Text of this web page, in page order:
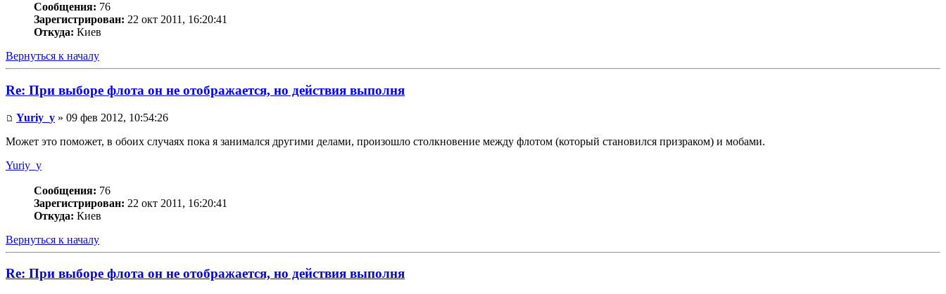
Сообщения: 76
Зарегистрирован: 22 окт 2011, 16:20:41
Откуда: Киев
Вернуться к началу
Re: При выборе флота он не отображается, но действия выполня
Yuriy_y » 09 фев 2012, 10:54:26
Может это поможет, в обоих случаях пока я занимался другими делами, произошло столкновение между флотом (который становился призраком) и мобами.
Yuriy_y
Сообщения: 76
Зарегистрирован: 22 окт 2011, 16:20:41
Откуда: Киев
Вернуться к началу
Re: При выборе флота он не отображается, но действия выполня